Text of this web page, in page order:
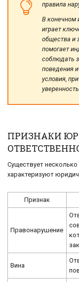
правила
В конечном
играет
общества и
помогает
соблюдать
поведения
условия,
ПРИЗНАКИ
Существует
характеризуют
Признак
Правонарушение
Вина